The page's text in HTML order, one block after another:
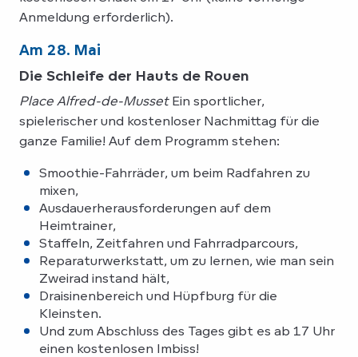
Anmeldung erforderlich).
Am 28. Mai
Die Schleife der Hauts de Rouen
Place Alfred-de-MussetEin sportlicher,
spielerischer und kostenloser Nachmittag für die
ganze Familie! Auf dem Programm stehen:
Smoothie-Fahrräder, um beim Radfahren zu
mixen,
Ausdauerherausforderungen auf dem
Heimtrainer,
Staffeln, Zeitfahren und Fahrradparcours,
Reparaturwerkstatt, um zu lernen, wie man sein
Zweirad instand hält,
Draisinenbereich und Hüpfburg für die
Kleinsten.
Und zum Abschluss des Tages gibt es ab 17 Uhr
einen kostenlosen Imbiss!